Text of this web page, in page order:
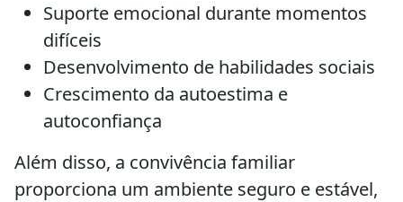
Suporte emocional durante momentos
difíceis
Desenvolvimento de habilidades sociais
Crescimento da autoestima e
autoconfiança
Além disso, a convivência familiar
proporciona um ambiente seguro e estável,